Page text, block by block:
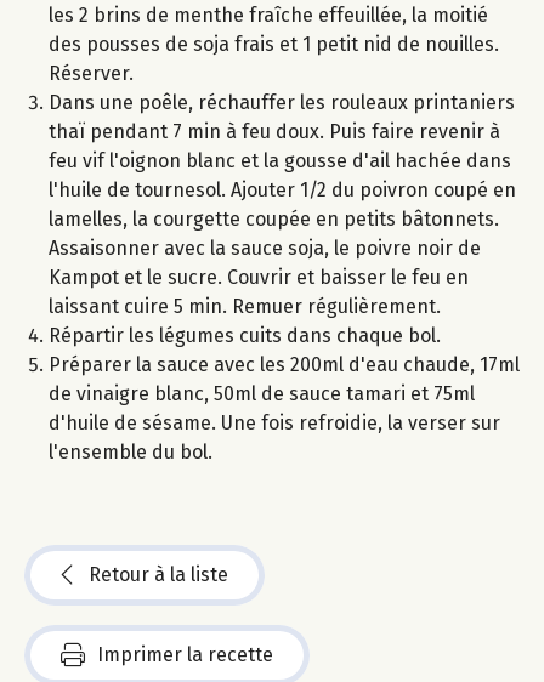
les 2 brins de menthe fraîche effeuillée, la moitié
des pousses de soja frais et 1 petit nid de nouilles.
Réserver.
Dans une poêle, réchauffer les rouleaux printaniers
thaï pendant 7 min à feu doux. Puis faire revenir à
feu vif l'oignon blanc et la gousse d'ail hachée dans
l'huile de tournesol. Ajouter 1/2 du poivron coupé en
lamelles, la courgette coupée en petits bâtonnets.
Assaisonner avec la sauce soja, le poivre noir de
Kampot et le sucre. Couvrir et baisser le feu en
laissant cuire 5 min. Remuer régulièrement.
Répartir les légumes cuits dans chaque bol.
Préparer la sauce avec les 200ml d'eau chaude, 17ml
de vinaigre blanc, 50ml de sauce tamari et 75ml
d'huile de sésame. Une fois refroidie, la verser sur
l'ensemble du bol.
Retour à la liste
Imprimer la recette